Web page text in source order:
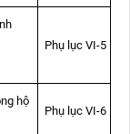
Phụ lục VI-5
hộ
Phụ lục VI-6